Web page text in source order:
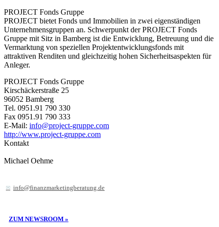
PROJECT Fonds Gruppe
PROJECT bietet Fonds und Immobilien in zwei eigenständigen
Unternehmensgruppen an. Schwerpunkt der PROJECT Fonds
Gruppe mit Sitz in Bamberg ist die Entwicklung, Betreuung und die
Vermarktung von speziellen Projektentwicklungsfonds mit
attraktiven Renditen und gleichzeitig hohen Sicherheitsaspekten für
Anleger.
PROJECT Fonds Gruppe
Kirschäckerstraße 25
96052 Bamberg
Tel. 0951.91 790 330
Fax 0951.91 790 333
E-Mail: info@project-gruppe.com
http://www.project-gruppe.com
Kontakt
Michael Oehme
info@finanzmarketingberatung.de
ZUM NEWSROOM »